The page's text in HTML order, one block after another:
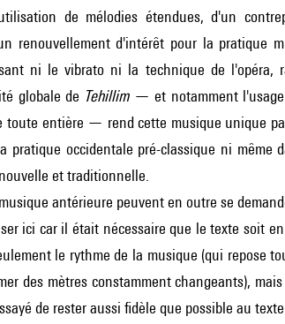
de mélodies étendues, d'un
renouvellement d'intérêt pour la pratique
ni le vibrato ni la technique de l'opéra,
globale de Tehillim— et notamment l'usage
toute entière — rend cette musique unique
pratique occidentale pré-classique ni même
et traditionnelle.
antérieure peuvent en outre se
ici car il était nécessaire que le texte soit
le rythme de la musique (qui repose
des mètres constamment changeants),
de rester aussi fidèle que possible au texte